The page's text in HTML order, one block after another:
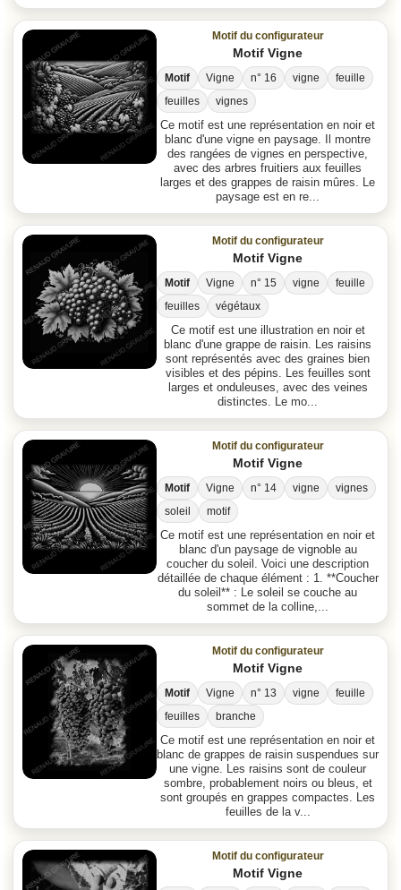
Motif du configurateur
Motif Vigne
Motif Vigne n° 16 vigne
feuille
feuilles
vignes
Ce motif est une représentation en noir et
blanc d'une vigne en paysage. Il montre
des rangées de vignes en perspective,
avec des arbres fruitiers aux feuilles
larges et des grappes de raisin mûres. Le
paysage est en re...
Motif du configurateur
Motif Vigne
Motif Vigne n° 15 vigne
feuille
feuilles
végétaux
Ce motif est une illustration en noir et
blanc d'une grappe de raisin. Les raisins
sont représentés avec des graines bien
visibles et des pépins. Les feuilles sont
larges et onduleuses, avec des veines
distinctes. Le mo...
Motif du configurateur
Motif Vigne
Motif Vigne n° 14 vigne
vignes
soleil
motif
Ce motif est une représentation en noir et
blanc d'un paysage de vignoble au
coucher du soleil. Voici une description
détaillée de chaque élément : 1. **Coucher
du soleil** : Le soleil se couche au
sommet de la colline,...
Motif du configurateur
Motif Vigne
Motif Vigne n° 13 vigne
feuille
feuilles
branche
Ce motif est une représentation en noir et
blanc de grappes de raisin suspendues sur
une vigne. Les raisins sont de couleur
sombre, probablement noirs ou bleus, et
sont groupés en grappes compactes. Les
feuilles de la v...
Motif du configurateur
Motif Vigne